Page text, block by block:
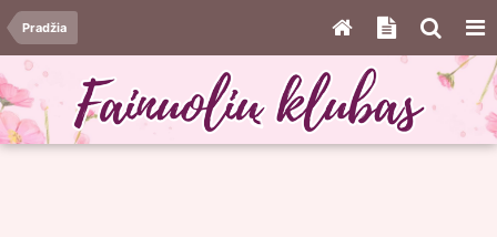
Pradžia